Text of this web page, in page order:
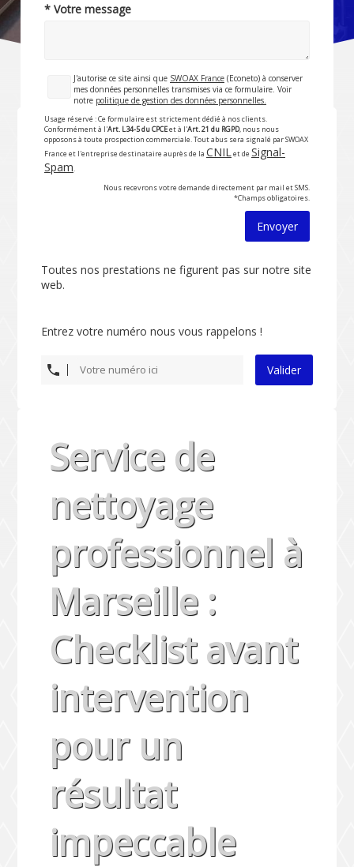
* Votre message
J'autorise ce site ainsi que SWOAX France (Econeto) à conserver
mes données personnelles transmises via ce formulaire. Voir
notre politique de gestion des données personnelles.
Usage réservé : Ce formulaire est strictement dédié à nos clients.
Conformément à l'Art. L34-5 du CPCEet à l'Art. 21 du RGPD, nous nous
opposons à toute prospection commerciale. Tout abus sera signalé par SWOAX
France et l'entreprise destinataire auprès de la CNILet de Signal-
Spam.
Nous recevrons votre demande directement par mail et SMS.
*Champs obligatoires.
Envoyer
Toutes nos prestations ne figurent pas sur notre site
web.
Entrez votre numéro nous vous rappelons !
Valider
Service de
nettoyage
professionnel à
Marseille :
Checklist avant
intervention
pour un
résultat
impeccable